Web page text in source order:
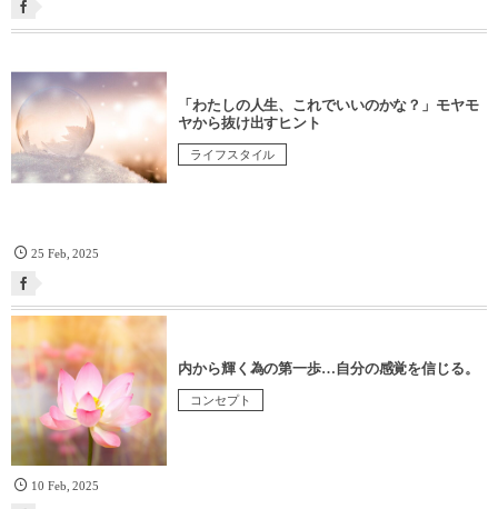
「わたしの人生、これでいいのかな？」モヤモ
ヤから抜け出すヒント
ライフスタイル
25 Feb,2025
内から輝く為の第一歩…自分の感覚を信じる。
コンセプト
10 Feb ,2025